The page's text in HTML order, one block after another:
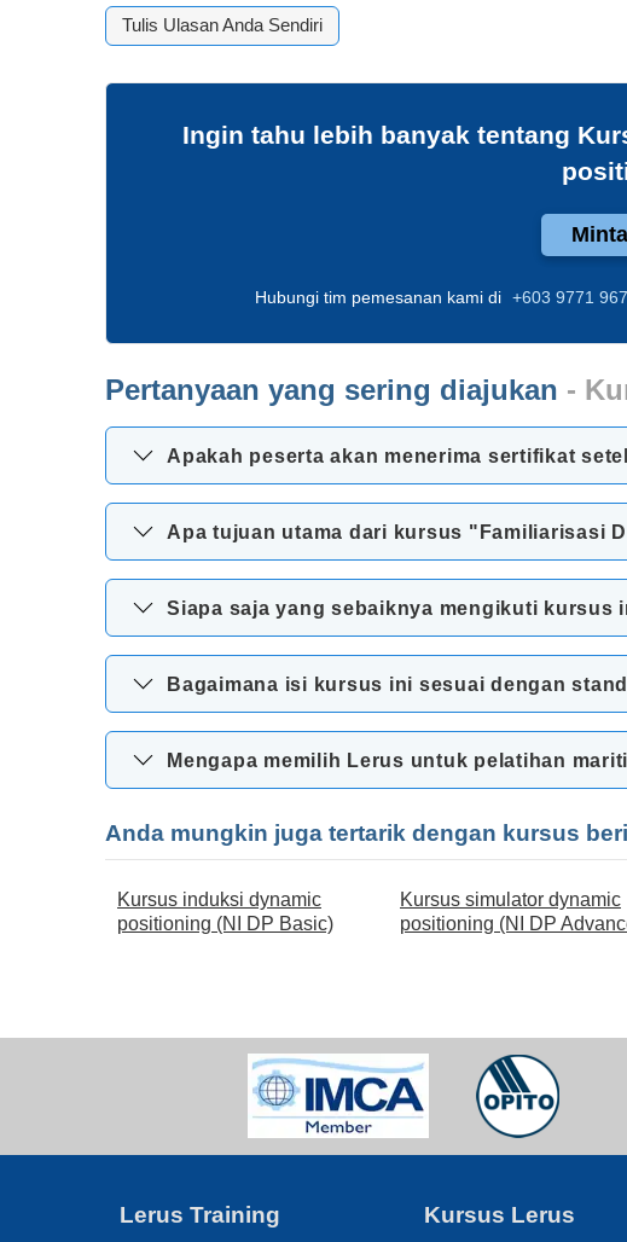
Tulis Ulasan Anda Sendiri
Ingin tahu lebih banyak tentang
Hubungi tim pemesanan kami di +603 9771
Pertanyaan yang sering diajukan -
Apakah peserta akan menerima sertifikat
Apa tujuan utama dari kursus "Familiarisasi
Siapa saja yang sebaiknya mengikuti kursus
Bagaimana isi kursus ini sesuai dengan
Mengapa memilih Lerus untuk pelatihan
Anda mungkin juga tertarik dengan kursus
Kursus induksi dynamic
positioning (NI DP Basic)
Kursus simulator dynamic
positioning (NI DP
Lerus Training Kursus Lerus